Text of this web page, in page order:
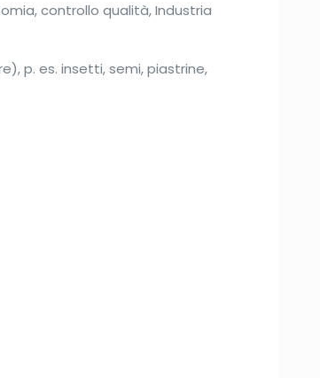
controllo qualità, Industria
p. es. insetti, semi, piastrine,